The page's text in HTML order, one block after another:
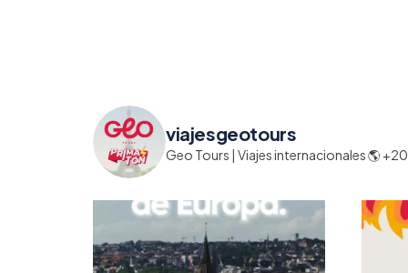
viajesgeotours
Geo Tours | Viajes internacionales🌎